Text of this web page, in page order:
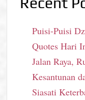
Puisi-Puisi
Quotes Hari
Jalan Raya,
Kesantunan
Siasati